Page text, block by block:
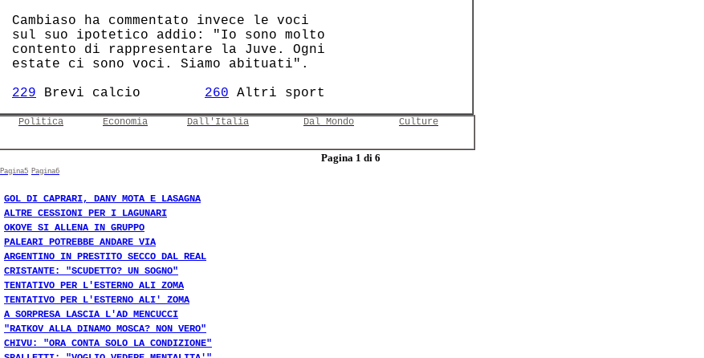
Cambiaso ha commentato invece le voci
sul suo ipotetico addio: "Io sono molto
contento di rappresentare la Juve. Ogni
estate ci sono voci. Siamo abituati".
229 Brevi calcio 260
Politica Economia Dall'Italia Dal Mondo Culture
Pagina 1 di 6
Pagina5 Pagina6
GOL DI CAPRARI, DANY MOTA E LASAGNA
ALTRE CESSIONI PER I LAGUNARI
OKOYE SI ALLENA IN GRUPPO
PALEARI POTREBBE ANDARE VIA
ARGENTINO IN PRESTITO SECCO DAL REAL
CRISTANTE: "SCUDETTO? UN SOGNO"
TENTATIVO PER L'ESTERNO ALI ZOMA
TENTATIVO PER L'ESTERNO ALI' ZOMA
A SORPRESA LASCIA L'AD MENCUCCI
"RATKOV ALLA DINAMO MOSCA? NON VERO"
CHIVU: "ORA CONTA SOLO LA CONDIZIONE"